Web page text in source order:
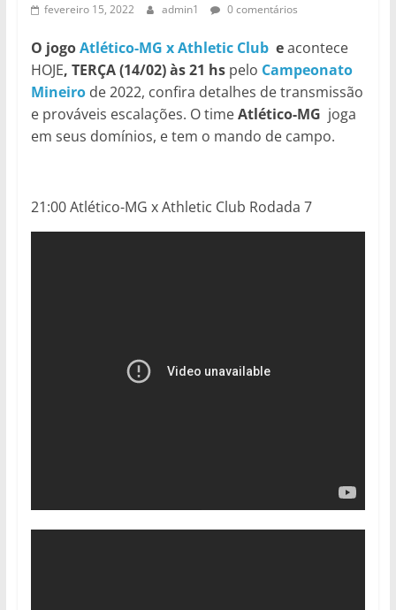
fevereiro 15, 2022 admin1 0 comentários
O jogoAtlético-MG x Athletic Clubeacontece
HOJE, TERÇA (14/02) às 21 hspelo Campeonato
Mineirode 2022, confira detalhes de transmissão
e prováveis escalações. O timeAtlético-MG joga
em seus domínios, e tem o mando de campo.
21:00 Atlético-MG x Athletic Club Rodada 7